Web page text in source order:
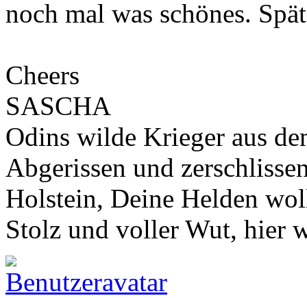
noch mal was schönes.
Cheers
SASCHA
Odins wilde Krieger aus
Abgerissen und
Holstein, Deine Helden
Stolz und voller Wut, hier